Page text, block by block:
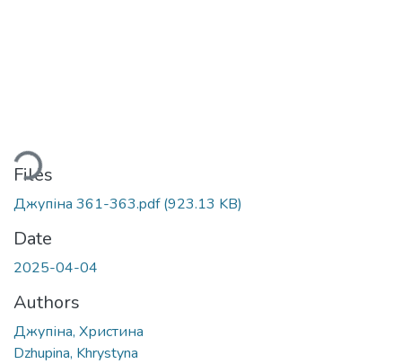
Files
Джупіна 361-363.pdf(923.13 KB)
Date
2025-04-04
Authors
Джупіна, Христина
Dzhupina, Khrystyna